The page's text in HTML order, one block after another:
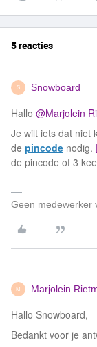
5 reacties
S Snowboard
Hallo @Marjolein
Je wilt iets dat niet
de pincode nodig.
de pincode of 3
Geen medewerker
M Marjolein
Hallo Snowboard,
Bedankt voor je